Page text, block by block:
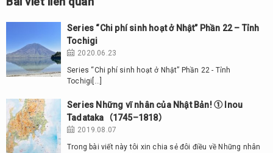
Series “Chi phí sinh hoạt ở Nhật” Phần 22 – Tỉnh
Tochigi
2020.06.23
Series “Chi phí sinh hoạt ở Nhật” Phần 22 - Tỉnh
Tochigi[…]
Series Những vĩ nhân của Nhật Bản! ① Inou
Tadataka（1745–1818）
2019.08.07
Trong bài viết này tôi xin chia sẻ đôi điều về Những nhân